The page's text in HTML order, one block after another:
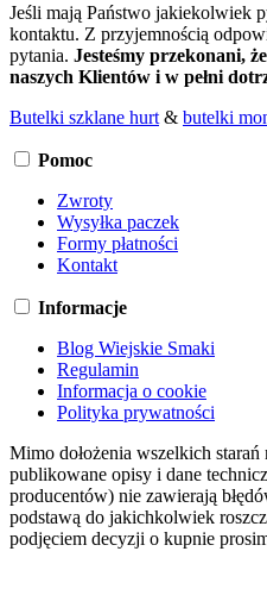
Jeśli mają Państwo jakiekolwiek
kontaktu. Z przyjemnością
pytania. Jesteśmy przekonani,
naszych Klientów i w pełni
Butelki szklane hurt & butelki
Pomoc
Zwroty
Wysyłka paczek
Formy płatności
Kontakt
Informacje
Blog Wiejskie Smaki
Regulamin
Informacja o cookie
Polityka prywatności
Mimo dołożenia wszelkich
publikowane opisy i dane
producentów) nie zawierają
podstawą do jakichkolwiek
podjęciem decyzji o kupnie